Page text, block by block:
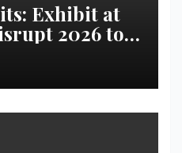
Exhibit at
2026 to
|